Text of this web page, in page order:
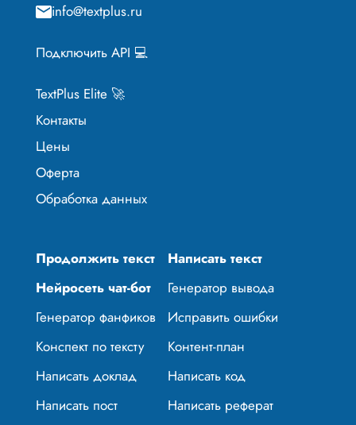
info@textplus.ru
Подключить API 💻
TextPlus Elite 🚀
Контакты
Цены
Оферта
Обработка данных
Продолжить текст
Написать текст
Нейросеть чат-бот
Генератор вывода
Генератор фанфиков
Исправить ошибки
Конспект по тексту
Контент-план
Написать доклад
Написать код
Написать пост
Написать реферат